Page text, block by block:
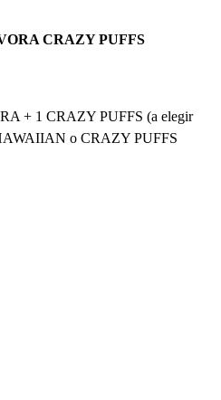
CRAZY PUFFS
+ 1 CRAZY PUFFS (a elegir
o CRAZY PUFFS